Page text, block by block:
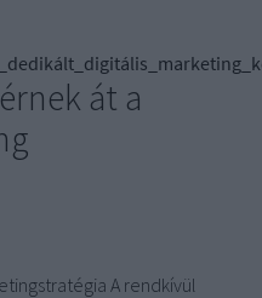
át a
A rendkívül